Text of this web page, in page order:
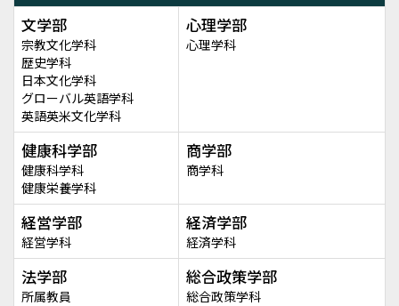
文学部
宗教文化学科
歴史学科
日本文化学科
グローバル英語学科
英語英米文化学科
心理学部
心理学科
健康科学部
健康科学科
健康栄養学科
商学部
商学科
経営学部
経営学科
経済学部
経済学科
法学部
所属教員
総合政策学部
総合政策学科